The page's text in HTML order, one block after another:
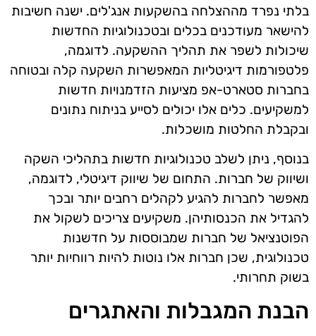
בלתי נפרד מההצלחה בהשקעות אנג'לים. ישנה חשיבות
להישאר מעודכנים בכלים ובטכנולוגיות החדשות
שיכולות לשפר את תהליך ההשקעה. לדוגמה,
פלטפורמות דיגיטליות המאפשרות השקעה קלה ובטוחה
בחברות סטארט-אפ מציעות הזדמנויות חדשות
למשקיעים. כלים אלו יכולים לסייע בניתוח נתונים
ובקבלת החלטות מושכלות.
בנוסף, ניתן לשלב טכנולוגיות חדשות בתהליכי השקה
ושיווק של חברות. התחום של שיווק דיגיטלי, לדוגמה,
מאפשר לחברות להגיע לקהלים רחבים יותר ובכך
להגדיל את הכנסותיהן. משקיעים צריכים לשקול את
הפוטנציאל של חברות שמבוססות על חדשנות
טכנולוגית, שכן חברות אלו נוטות להיות רווחיות יותר
בשוק תחרותי.
הבנת המגבלות והאתגרים